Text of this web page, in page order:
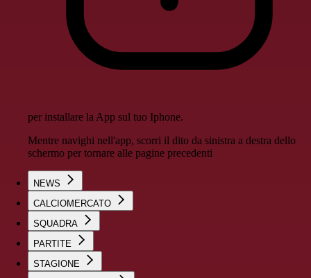
per installare la App sul tuo Iphone.
Mentre navighi nell'app, scorri il dito da sinistra a destra dello
schermo per tornare alle pagine precedenti
NEWS
CALCIOMERCATO
SQUADRA
PARTITE
STAGIONE